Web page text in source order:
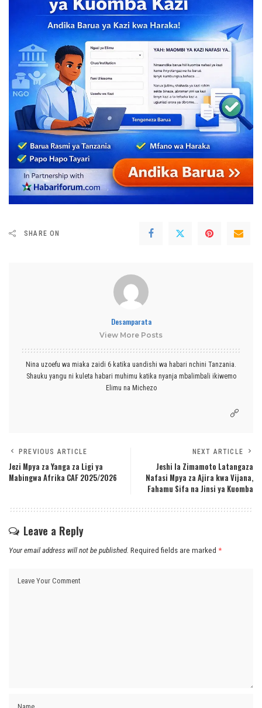
SHARE ON
Desamparata
View More Posts
Nina uzoefu wa miaka zaidi 6 katika uandishi wa habari nchini Tanzania.
Shauku yangu ni kuleta habari muhimu katika nyanja mbalimbali ikiwemo
Elimu na Michezo
PREVIOUS ARTICLE
Jezi Mpya za Yanga za Ligi ya
Mabingwa Afrika CAF 2025/2026
NEXT ARTICLE
Jeshi la Zimamoto Latangaza
Nafasi Mpya za Ajira kwa Vijana,
Fahamu Sifa na Jinsi ya Kuomba
Leave a Reply
Your email address will not be published. Required fields are marked *